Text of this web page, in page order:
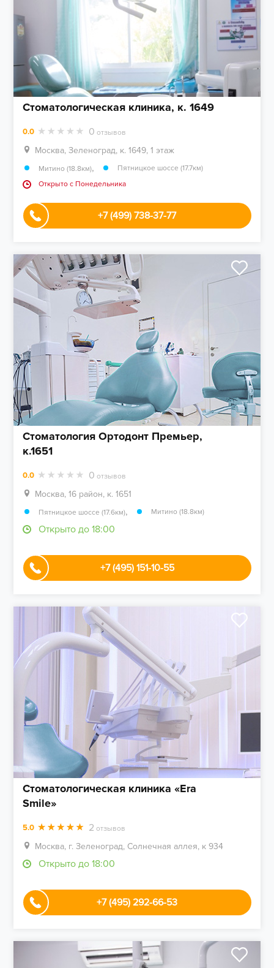
Стоматологическая клиника, к. 1649
0.0 0 отзывов
Москва, Зеленоград, к. 1649, 1 этаж
Митино (18.8км),
Пятницкое шоссе (17.7км)
Открыто c Понедельника
+7 (499) 738-37-77
Стоматология Ортодонт Премьер,
к.1651
0.0 0 отзывов
Москва, 16 район, к. 1651
Пятницкое шоссе (17.6км), Митино (18.8км)
Открыто до 18:00
+7 (495) 151-10-55
Стоматологическая клиника «Era
Smile»
5.0 2 отзывов
Москва, г. Зеленоград, Солнечная аллея, к 934
Открыто до 18:00
+7 (495) 292-66-53